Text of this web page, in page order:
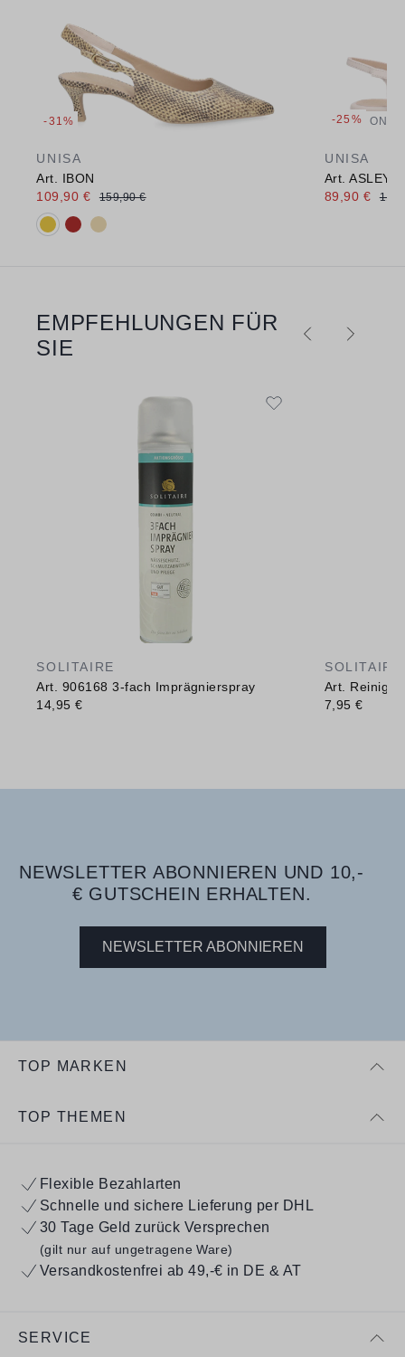
-31%
UNISA
Art. IBON
109,90 €
159,90 €
Verfügbare Farbvarianten:
-25%
UNISA
Art. ASLEY
89,90 €
Produktgalerie überspringen
EMPFEHLUNGEN FÜR
SIE
SOLITAIRE
Art. 906168 3-fach Imprägnierspray
14,95 €
SOLITAIRE
Art.
7,95 €
NEWSLETTER ABONNIEREN UND 10,-
€ GUTSCHEIN ERHALTEN.
NEWSLETTER ABONNIEREN
TOP MARKEN
TOP THEMEN
Flexible Bezahlarten
Schnelle und sichere Lieferung per DHL
30 Tage Geld zurück Versprechen
(gilt nur auf ungetragene Ware)
Versandkostenfrei ab 49,-€ in DE & AT
SERVICE